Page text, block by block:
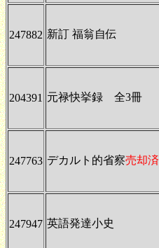
247882 新訂 福翁自伝
204391 元禄快挙録 全3冊
247763 デカルト的省察売却済
247947 英語発達小史